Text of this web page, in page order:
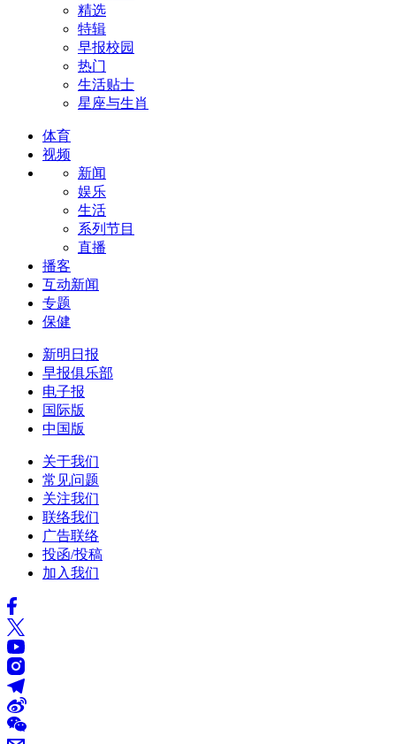
精选
特辑
早报校园
热门
生活贴士
星座与生肖
体育
视频
新闻
娱乐
生活
系列节目
直播
播客
互动新闻
专题
保健
新明日报
早报俱乐部
电子报
国际版
中国版
关于我们
常见问题
关注我们
联络我们
广告联络
投函/投稿
加入我们